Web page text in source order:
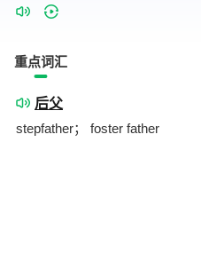
重点词汇
后父
stepfather； foster father